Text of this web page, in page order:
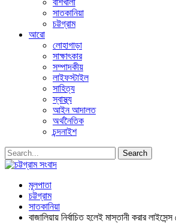
বাঁশখালী
সাতকানিয়া
চট্টগ্রাম
আরো
লোহাগাড়া
সাক্ষাৎকার
সম্পাদকীয়
লাইফস্টাইল
সাহিত্য
স্বাস্থ্য
আইন আদালত
অর্থনৈতিক
চন্দনাইশ
মূলপাতা
চট্টগ্রাম
সাতকানিয়া
বাজালিয়ায় নির্বাচিত হলেই মাস্তানী করার